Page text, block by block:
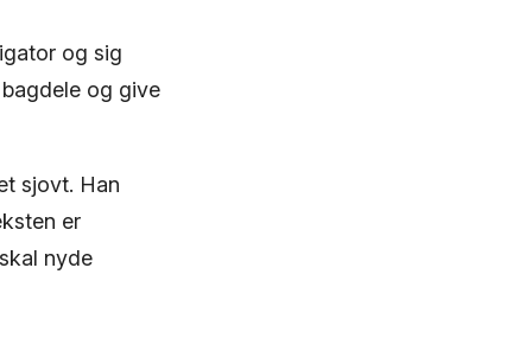
og sig
og give
sjovt. Han
er
nyde